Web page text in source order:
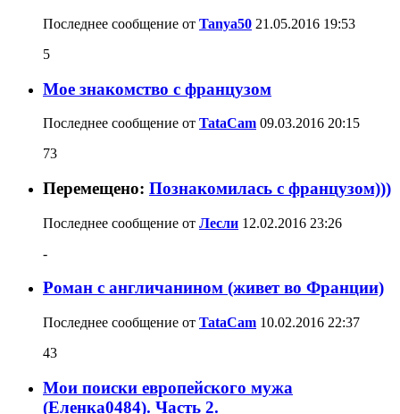
Последнее сообщение от Tanya50 21.05.2016 19:53
5
Мое знакомство с французом
Последнее сообщение от TataCam 09.03.2016 20:15
73
Перемещено: Познакомилась с французом)))
Последнее сообщение от Лесли 12.02.2016 23:26
-
Роман с англичанином (живет во Франции)
Последнее сообщение от TataCam 10.02.2016 22:37
43
Мои поиски европейского мужа
(Еленка0484). Часть 2.